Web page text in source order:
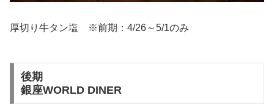
厚切り牛タン塩 ※前期：4/26～5/1のみ
後期
銀座WORLD DINER